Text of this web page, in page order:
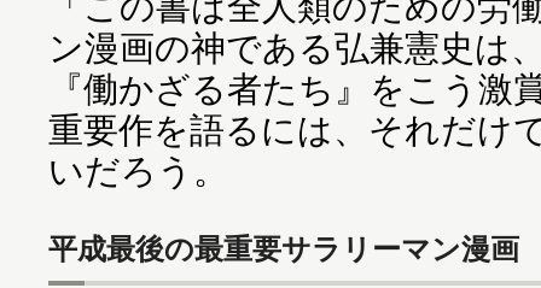
ン漫画の神である弘兼憲史は
『働かざる者たち』をこう激
重要作を語るには、それだけ
いだろう。
平成最後の最重要サラリーマン漫画